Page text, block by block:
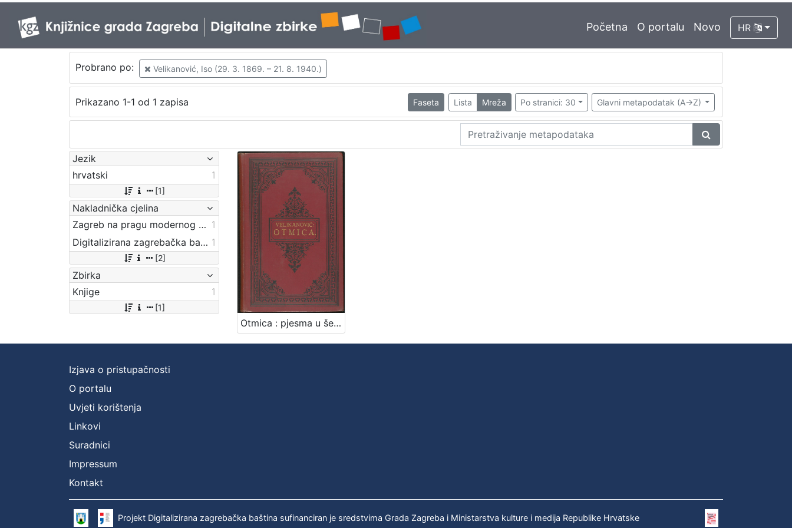
Početna O portalu Novo HR
Probrano po: Velikanović, Iso (29. 3. 1869. – 21. 8. 1940.)
Prikazano 1-1 od 1 zapisa Faseta Lista Mreža Po stranici: 30 Glavni metapodatak (A->Z)
Jezik
hrvatski
1
[1]
Nakladnička cjelina
Zagreb na pragu modernog doba 1
Digitalizirana zagrebačka baština 1
[2]
Zbirka
Knjige
1
[1]
Otmica : pjesma u šest pjevanja / Isa Velikanović
Izjava o pristupačnosti
O portalu
Uvjeti korištenja
Linkovi
Suradnici
Impressum
Kontakt
Projekt Digitalizirana zagrebačka baština sufinanciran je sredstvima Grada Zagreba i Ministarstva kulture i medija Republike Hrvatske